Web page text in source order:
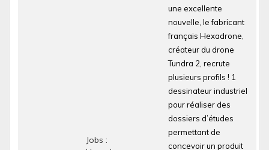
Jobs :
une excellente
nouvelle, le fabricant
français Hexadrone,
créateur du drone
Tundra 2, recrute
plusieurs profils ! 1
dessinateur industriel
pour réaliser des
dossiers d’études
permettant de
concevoir un produit